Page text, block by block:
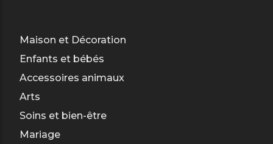
Maison et Décoration
Enfants et bébés
Accessoires animaux
Arts
Soins et bien-être
Mariage